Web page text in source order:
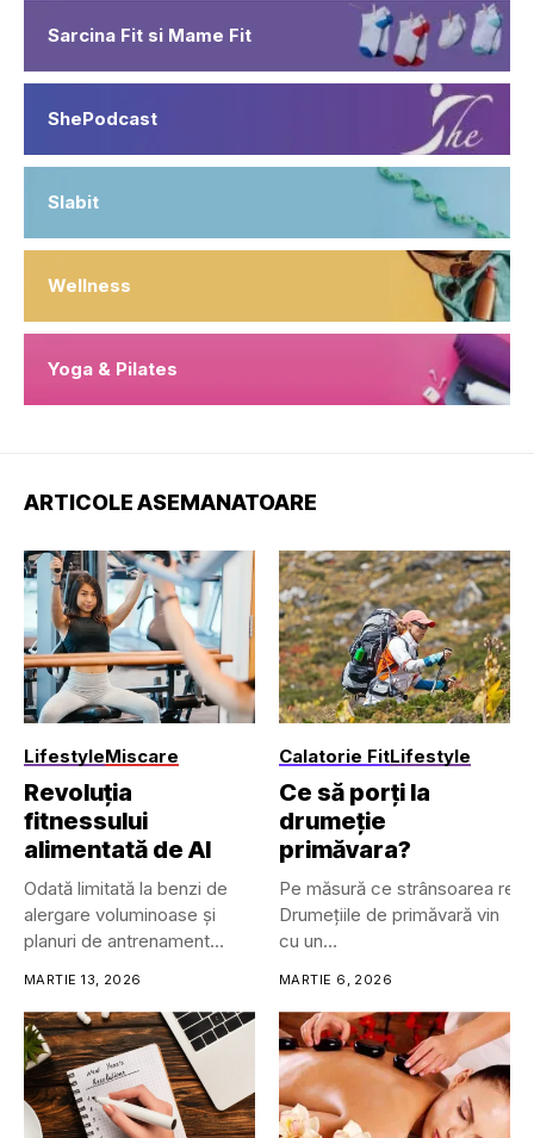
Sarcina Fit si Mame Fit
ShePodcast
Slabit
Wellness
Yoga & Pilates
ARTICOLE ASEMANATOARE
LifestyleMiscare
Revoluția
fitnessului
alimentată de AI
Odată limitată la benzi de
alergare voluminoase și
planuri de antrenament
MARTIE 13, 2026
Calatorie FitLifestyle
Ce să porți la
drumeție
primăvara?
Pe măsură ce strânsoarea
Drumețiile de primăvară vin
cu un
varia mult pe parcursul zilei.
Nu este deloc neobișnuit să
amiezii. Această fluctuație a
de elemente.
În acest ghid, îți prezentăm
ca să profiți la maximum
MARTIE 6, 2026